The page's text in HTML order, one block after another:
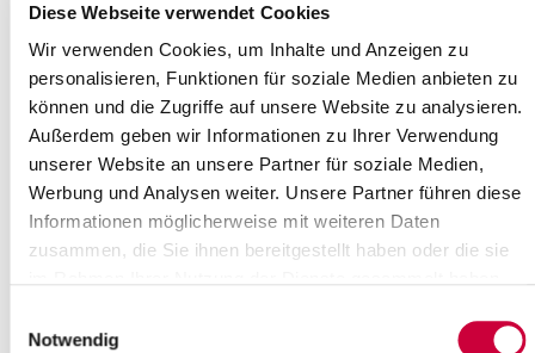
Diese Webseite verwendet Cookies
Wir verwenden Cookies, um Inhalte und Anzeigen zu
personalisieren, Funktionen für soziale Medien anbieten zu
können und die Zugriffe auf unsere Website zu analysieren.
Außerdem geben wir Informationen zu Ihrer Verwendung
unserer Website an unsere Partner für soziale Medien,
Werbung und Analysen weiter. Unsere Partner führen diese
Informationen möglicherweise mit weiteren Daten
zusammen, die Sie ihnen bereitgestellt haben oder die sie
Notwendig
Langbeschreibung